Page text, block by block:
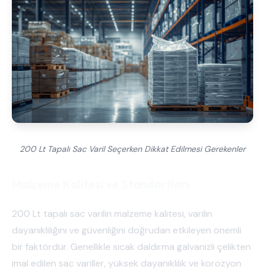
200 Lt Tapalı Sac Varil Seçerken Dikkat Edilmesi Gerekenler
200 Lt tapalı sac varilin malzeme kalitesi, varilin
dayanıklılığını ve güvenliğini doğrudan etkileyen önemli
bir faktördür. Genellikle sıcak daldırma galvanizli çelikten
imal edilen sac variller, yüksek dayanıklılık ve korozyon